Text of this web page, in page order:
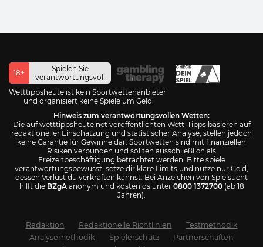
18+
Spielen Sie
verantwortungsvoll
Wetttippsheute ist kein Sportwettenanbieter
und organisiert keine Spiele um Geld
Hinweis zum verantwortungsvollen Wetten:
Die auf wetttippsheute.net veröffentlichten Wett-Tipps basieren auf
redaktioneller Einschätzung und statistischer Analyse, stellen jedoch
keine Garantie für Gewinne dar. Sportwetten sind mit finanziellen
Risiken verbunden und sollten ausschließlich als
Freizeitbeschäftigung betrachtet werden. Bitte spiele
verantwortungsbewusst, setze dir klare Limits und nutze nur Geld,
dessen Verlust du verkraften kannst. Bei Anzeichen von Spielsucht
hilft die BZgAanonym und kostenlos unter 0800 1372700(ab 18
Jahren).
Redaktion Redaktionelle Richtlinien
Testmethodik
Analysemethodik
Spielerschutz
Partnerschaften